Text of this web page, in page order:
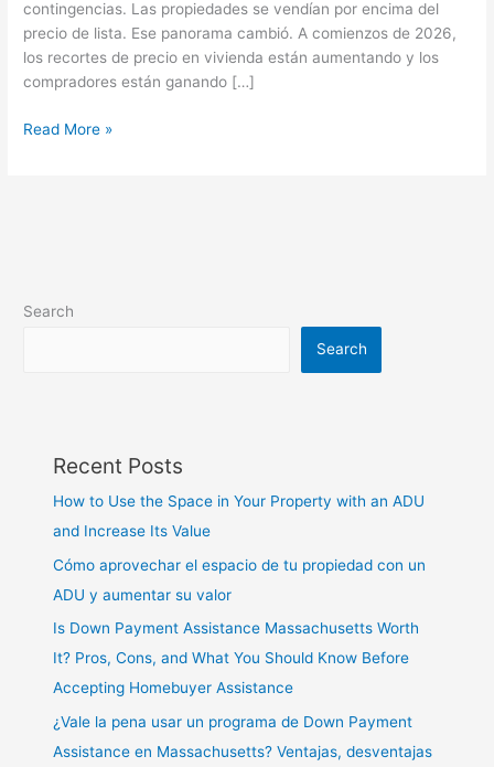
contingencias. Las propiedades se vendían por encima del
precio de lista. Ese panorama cambió. A comienzos de 2026,
los recortes de precio en vivienda están aumentando y los
compradores están ganando […]
Read More »
Search
Search
Recent Posts
How to Use the Space in Your Property with an ADU
and Increase Its Value
Cómo aprovechar el espacio de tu propiedad con un
ADU y aumentar su valor
Is Down Payment Assistance Massachusetts Worth
It? Pros, Cons, and What You Should Know Before
Accepting Homebuyer Assistance
¿Vale la pena usar un programa de Down Payment
Assistance en Massachusetts? Ventajas, desventajas